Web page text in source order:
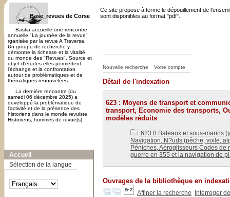
Ce site propose à terme le dépouillement de
sont disponibles au format "pdf".
Nouvelle recherche Votre compte
Détail de l'indexation
623 : Moyens de transport et
transport, Economie des transports,
modèles réduits
623.8 Bateaux et sous-marins
Navigation, N?uds (pêche, voile,
Péniches, Aéroglisseurs Codes
guerre en 355 et la navigation de
Ouvrages de la bibliothèque en
Affiner la recherche Interroger
Base_revues de Corse
Bastia accueille une rencontre
annuelle "La journée de la revue"
rganisée par la revue A Traversa.
Un groupe de recherche y
démontre la richesse et la vitalité
du monde des "Revues". Source et
objet d'études elles permettent
l'échange et la confrontation
autour de problématiques et de
thématiques renouvelées.
La dernière rencontre (du
samedi 06 décembre 2025) a
developpé la problématique de
l'activité et de la présence des
historiens dans le monde revuiste.
Historiens, hommes de revue(s)
Accueil
Sélection de la langue